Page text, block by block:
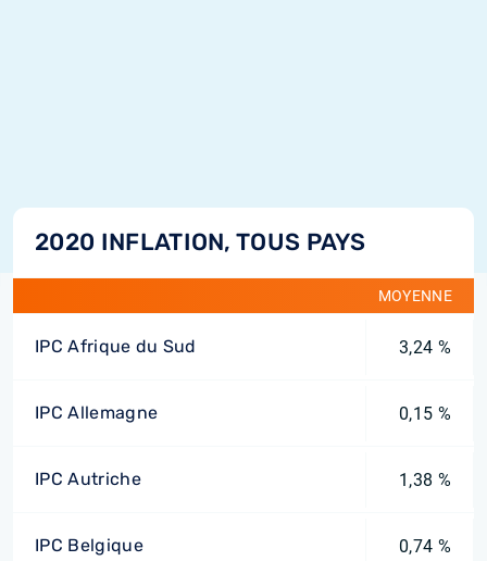
2020 INFLATION, TOUS PAYS
MOYENNE
IPC Afrique du Sud 3,24 %
IPC Allemagne 0,15 %
IPC Autriche 1,38 %
IPC Belgique 0,74 %